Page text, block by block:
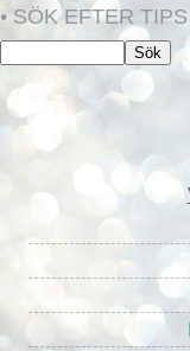
• SÖK EFTER TIPS